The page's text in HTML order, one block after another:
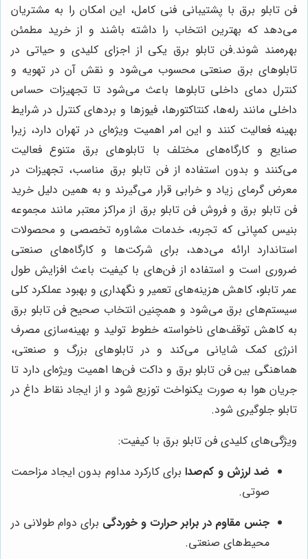
فن تابلو برق با پشتیبانی فنی کامل، این امکان را به مشتریان
می‌دهد که بهترین انتخاب را داشته باشند و از خرید مطمئن
بهره‌مند شوند.فن تابلو برق یکی از اجزای کلیدی و حیاتی در
تابلوهای برق صنعتی محسوب می‌شود و نقش آن در تهویه و
کنترل دمای داخلی تابلوها باعث می‌شود تا تجهیزات حساس
داخلی مانند رله‌ها، کنتاکتورها، فیوزها و بردهای کنترل در شرایط
بهینه فعالیت کنند و این امر اهمیت ویژه‌ای در تهران دارد، زیرا
صنایع و کارگاه‌های مختلف با تابلوهای برق متنوع فعالیت
می‌کنند و بدون استفاده از فن تابلو برق مناسب، تجهیزات در
معرض گرمای زیاد و خرابی قرار می‌گیرند و به همین دلیل خرید
فن تابلو برق و فروش فن تابلو برق از مراکز معتبر مانند مجموعه
بنیس کمپانی که تجربه، خدمات مشاوره تخصصی و محصولات
استاندارد ارائه می‌دهد، برای شرکت‌ها و کارگاه‌های صنعتی
ضروری است و استفاده از فن‌های با کیفیت باعث افزایش طول
عمر تابلو، کاهش هزینه‌های تعمیر و نگهداری و بهبود عملکرد کلی
سیستم‌های برق می‌شود و همچنین انتخاب صحیح فن تابلو برق
به کاهش توقف‌های ناخواسته خطوط تولید و بهینه‌سازی مصرف
انرژی کمک شایانی می‌کند و در تابلوهای بزرگ و صنعتی،
هماهنگی بین فن تابلو برق و داکت فن‌ها اهمیت ویژه‌ای دارد تا
جریان هوا به صورت یکنواخت توزیع شود و از ایجاد نقاط داغ در
تابلو جلوگیری شود.
ویژگی‌های کلیدی فن تابلو برق با کیفیت:
ضد لرزش و کم‌صدا برای کارکرد مداوم بدون ایجاد مزاحمت
صوتی.
جنس مقاوم در برابر حرارت و خوردگی برای دوام طولانی در
محیط‌های صنعتی.